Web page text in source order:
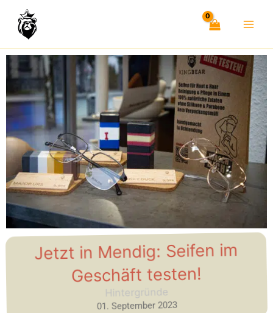
Inhalt
springen
Jetzt in Mendig: Seifen im
Geschäft testen!
Hintergründe
01. September 2023